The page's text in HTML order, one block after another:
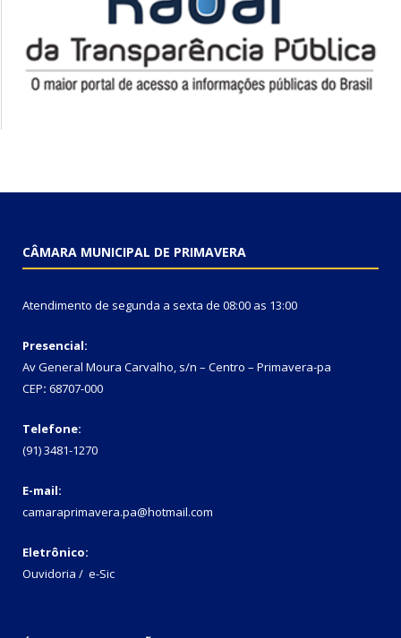
CÂMARA MUNICIPAL DE PRIMAVERA
Atendimento de segunda a sexta de 08:00 as 13:00
Presencial:
Av General Moura Carvalho, s/n – Centro – Primavera-pa
CEP: 68707-000
Telefone:
(91) 3481-1270
E-mail:
camaraprimavera.pa@hotmail.com
Eletrônico:
Ouvidoria / e-Sic